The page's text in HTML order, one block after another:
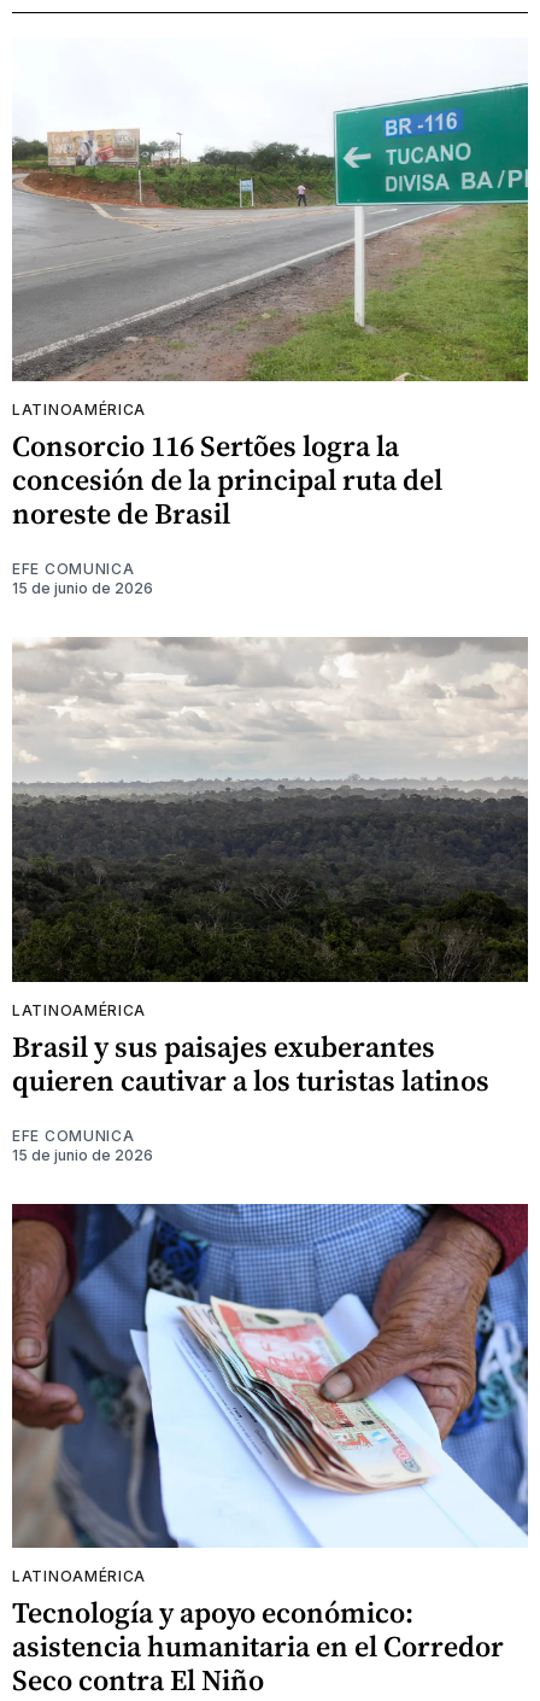
LATINOAMÉRICA
Consorcio 116 Sertões logra la
concesión de la principal ruta del
noreste de Brasil
EFE COMUNICA
15 de junio de 2026
LATINOAMÉRICA
Brasil y sus paisajes exuberantes
quieren cautivar a los turistas latinos
EFE COMUNICA
15 de junio de 2026
LATINOAMÉRICA
Tecnología y apoyo económico:
asistencia humanitaria en el Corredor
Seco contra El Niño